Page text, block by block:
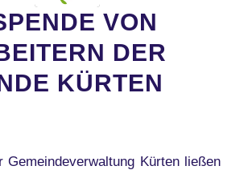
VON
DER
KÜRTEN
Gemeindeverwaltung Kürten ließen